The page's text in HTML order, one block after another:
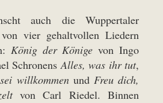
auch die Wuppertaler
vier gehaltvollen Liedern
König der Könige von Ingo
SchronensAlles, was ihr tut,
willkommenund Freu dich,
von Carl Riedel. Binnen